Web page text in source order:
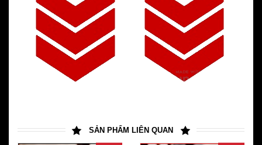
SẢN PHẨM LIÊN QUAN